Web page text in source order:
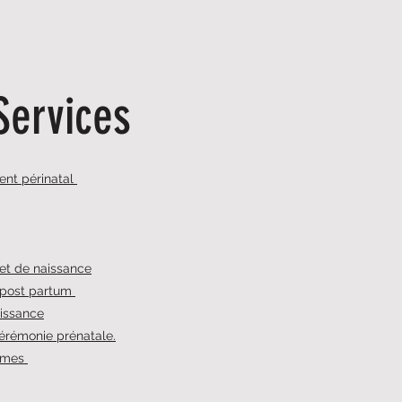
périnatal
de naissance
partum
prénatale.